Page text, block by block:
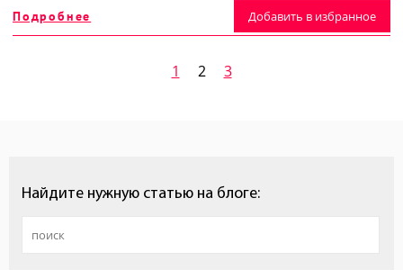
Подробнее Добавить в избранное
1 2 3
Найдите нужную статью на блоге: